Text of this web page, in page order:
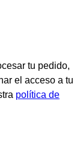
tu pedido,
el acceso a tu
política de